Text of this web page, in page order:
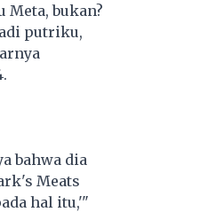
bukan?
putriku,
bahwa dia
Meats
hal itu,'"